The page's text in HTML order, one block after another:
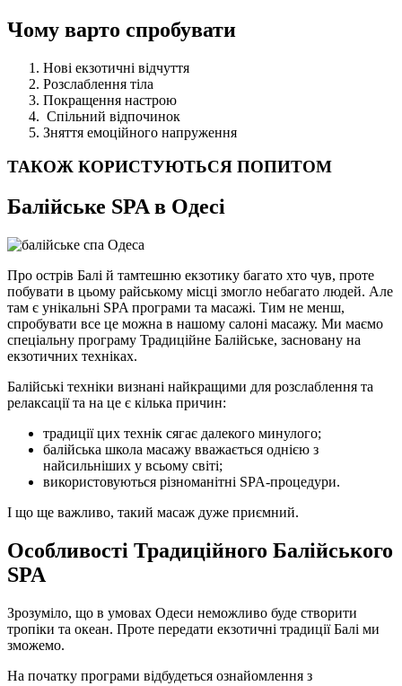
Чому варто спробувати
Нові екзотичні відчуття
Розслаблення тіла
Покращення настрою
Спільний відпочинок
Зняття емоційного напруження
ТАКОЖ КОРИСТУЮТЬСЯ ПОПИТОМ
Балійське SPA в Одесі
Про острів Балі й тамтешню екзотику багато хто чув, проте
побувати в цьому райському місці змогло небагато людей. Але
там є унікальні SPA програми та масажі. Тим не менш,
спробувати все це можна в нашому салоні масажу. Ми маємо
спеціальну програму Традиційне Балійське, засновану на
екзотичних техніках.
Балійські техніки визнані найкращими для розслаблення та
релаксації та на це є кілька причин:
традиції цих технік сягає далекого минулого;
балійська школа масажу вважається однією з
найсильніших у всьому світі;
використовуються різноманітні SPA-процедури.
І що ще важливо, такий масаж дуже приємний.
Особливості Традиційного Балійського
SPA
Зрозуміло, що в умовах Одеси неможливо буде створити
тропіки та океан. Проте передати екзотичні традиції Балі ми
зможемо.
На початку програми відбудеться ознайомлення з